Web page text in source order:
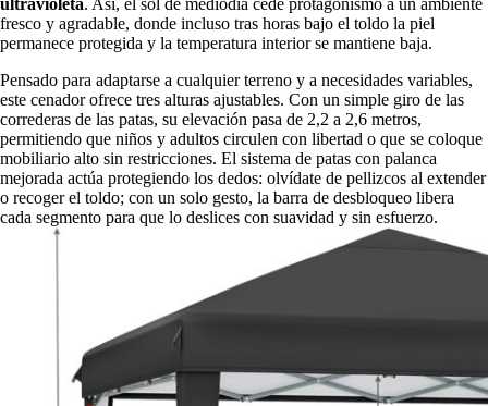
fresco y agradable, donde incluso tras horas bajo el toldo la piel
permanece protegida y la temperatura interior se mantiene baja.
Pensado para adaptarse a cualquier terreno y a necesidades variables,
este cenador ofrece tres alturas ajustables. Con un simple giro de las
correderas de las patas, su elevación pasa de 2,2 a 2,6 metros,
permitiendo que niños y adultos circulen con libertad o que se coloque
mobiliario alto sin restricciones. El sistema de patas con palanca
mejorada actúa protegiendo los dedos: olvídate de pellizcos al extender
o recoger el toldo; con un solo gesto, la barra de desbloqueo libera
cada segmento para que lo deslices con suavidad y sin esfuerzo.